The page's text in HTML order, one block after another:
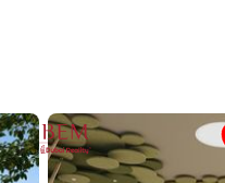
ALDAR Yas